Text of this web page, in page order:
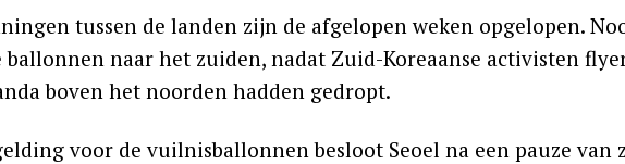
tussen de landen zijn de afgelopen weken opgelopen.
ballonnen naar het zuiden, nadat Zuid-Koreaanse activisten
boven het noorden hadden gedropt.
voor de vuilnisballonnen besloot Seoel na een pauze van